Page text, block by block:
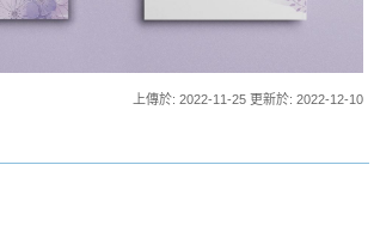
上傳於: 2022-11-25 更新於: 2022-12-10